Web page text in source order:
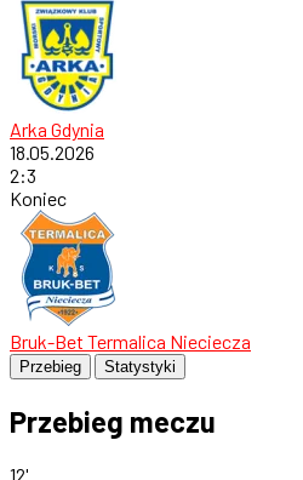
Arka Gdynia
18.05.2026
2:3
Koniec
Bruk-Bet Termalica Nieciecza
Przebieg Statystyki
Przebieg meczu
12'